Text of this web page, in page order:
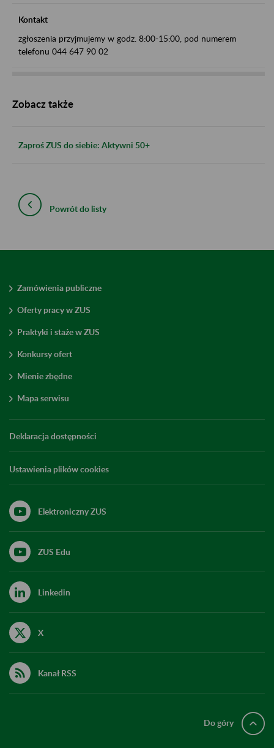
Kontakt
zgłoszenia przyjmujemy w godz. 8:00-15:00, pod numerem
telefonu 044 647 90 02
Zobacz także
Zaproś ZUS do siebie: Aktywni 50+
Powrót do listy
Zamówienia publiczne
Oferty pracy w ZUS
Praktyki i staże w ZUS
Konkursy ofert
Mienie zbędne
Mapa serwisu
Deklaracja dostępności
Ustawienia plików cookies
Elektroniczny ZUS
ZUS Edu
Linkedin
X
Kanał RSS
Do góry